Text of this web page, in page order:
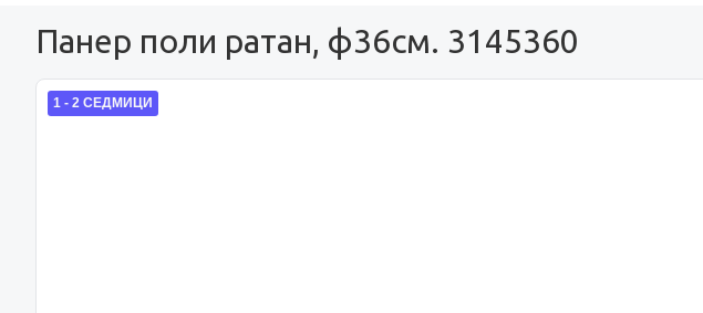
Панер поли ратан, ф36см. 3145360
1 - 2 СЕДМИЦИ